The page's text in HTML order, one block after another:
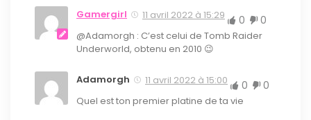
Gamergirl 11 avril 2022 à 15:29 0 0
@Adamorgh : C’est celui de Tomb Raider
Underworld, obtenu en 2010 😉
Adamorgh 11 avril 2022 à 15:00 0 0
Quel est ton premier platine de ta vie